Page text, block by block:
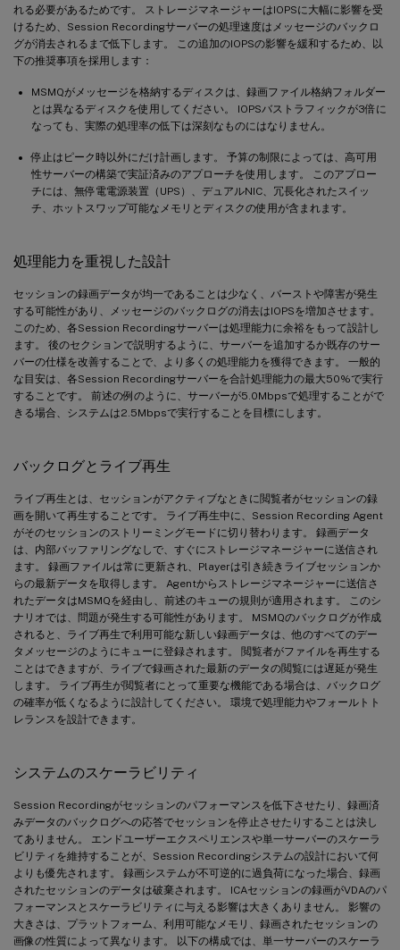
れる必要があるためです。 ストレージマネージャーはIOPSに大幅に影響を受
けるため、Session Recordingサーバーの処理速度はメッセージのバックロ
グが消去されるまで低下します。 この追加のIOPSの影響を緩和するため、以
下の推奨事項を採用します：
MSMQがメッセージを格納するディスクは、録画ファイル格納フォルダー
とは異なるディスクを使用してください。 IOPSバストラフィックが3倍に
なっても、実際の処理率の低下は深刻なものにはなりません。
停止はピーク時以外にだけ計画します。 予算の制限によっては、高可用
性サーバーの構築で実証済みのアプローチを使用します。 このアプロー
チには、無停電電源装置（UPS）、デュアルNIC、冗長化されたスイッ
チ、ホットスワップ可能なメモリとディスクの使用が含まれます。
処理能力を重視した設計
セッションの録画データが均一であることは少なく、バーストや障害が発生
する可能性があり、メッセージのバックログの消去はIOPSを増加させます。
このため、各Session Recordingサーバーは処理能力に余裕をもって設計し
ます。 後のセクションで説明するように、サーバーを追加するか既存のサー
バーの仕様を改善することで、より多くの処理能力を獲得できます。 一般的
な目安は、各Session Recordingサーバーを合計処理能力の最大50%で実行
することです。 前述の例のように、サーバーが5.0Mbpsで処理することがで
きる場合、システムは2.5Mbpsで実行することを目標にします。
バックログとライブ再生
ライブ再生とは、セッションがアクティブなときに閲覧者がセッションの録
画を開いて再生することです。 ライブ再生中に、Session Recording Agent
がそのセッションのストリーミングモードに切り替わります。 録画データ
は、内部バッファリングなしで、すぐにストレージマネージャーに送信され
ます。 録画ファイルは常に更新され、Playerは引き続きライブセッションか
らの最新データを取得します。 Agentからストレージマネージャーに送信さ
れたデータはMSMQを経由し、前述のキューの規則が適用されます。 このシ
ナリオでは、問題が発生する可能性があります。 MSMQのバックログが作成
されると、ライブ再生で利用可能な新しい録画データは、他のすべてのデー
タメッセージのようにキューに登録されます。 閲覧者がファイルを再生する
ことはできますが、ライブで録画された最新のデータの閲覧には遅延が発生
します。 ライブ再生が閲覧者にとって重要な機能である場合は、バックログ
の確率が低くなるように設計してください。 環境で処理能力やフォールトト
レランスを設計できます。
システムのスケーラビリティ
Session Recordingがセッションのパフォーマンスを低下させたり、録画済
みデータのバックログへの応答でセッションを停止させたりすることは決し
てありません。 エンドユーザーエクスペリエンスや単一サーバーのスケーラ
ビリティを維持することが、Session Recordingシステムの設計において何
よりも優先されます。 録画システムが不可逆的に過負荷になった場合、録画
されたセッションのデータは破棄されます。 ICAセッションの録画がVDAのパ
フォーマンスとスケーラビリティに与える影響は大きくありません。 影響の
大きさは、プラットフォーム、利用可能なメモリ、録画されたセッションの
画像の性質によって異なります。 以下の構成では、単一サーバーのスケーラ